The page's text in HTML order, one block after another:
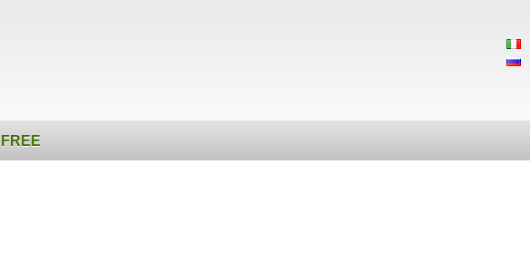
FREE